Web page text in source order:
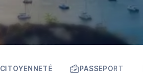
CITOYENNETÉ PASSEPORT